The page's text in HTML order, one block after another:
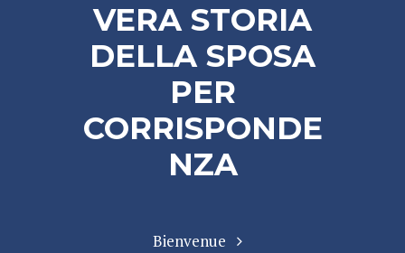
VERA STORIA
DELLA SPOSA
PER
CORRISPONDE
NZA
Bienvenue